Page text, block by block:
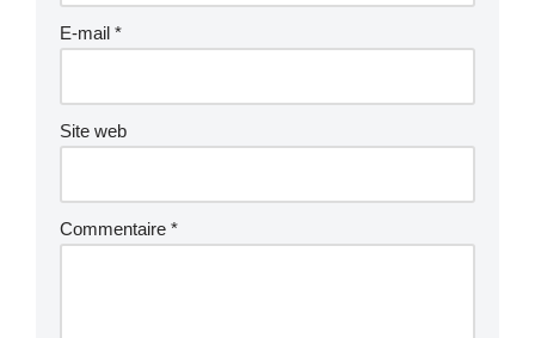
E-mail *
Site web
Commentaire *